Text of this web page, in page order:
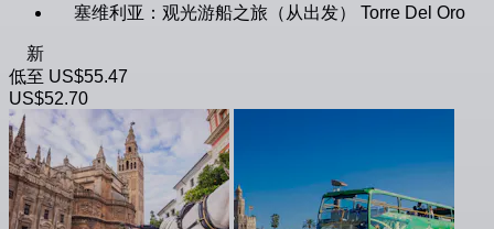
塞维利亚：观光游船之旅（从出发） Torre Del Oro
新
低至 US$55.47
US$52.70